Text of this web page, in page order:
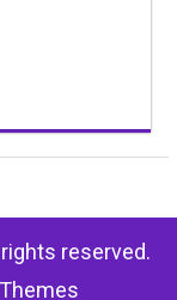
reserved.